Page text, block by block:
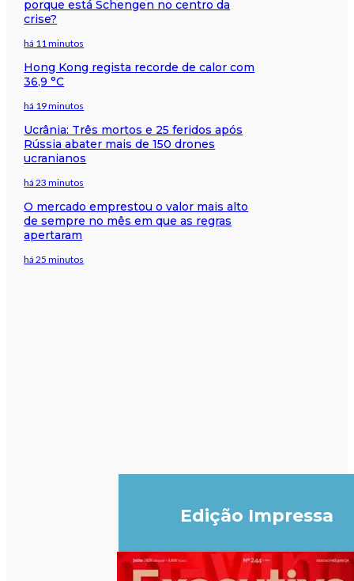
porque está Schengen no centro da
crise?
há 11 minutos
Hong Kong regista recorde de calor com
36,9 °C
há 19 minutos
Ucrânia: Três mortos e 25 feridos após
Rússia abater mais de 150 drones
ucranianos
há 23 minutos
O mercado emprestou o valor mais alto
de sempre no mês em que as regras
apertaram
há 25 minutos
Edição Impressa